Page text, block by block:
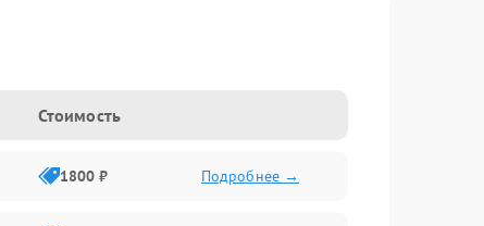
Стоимость
1800 ₽ Подробнее →